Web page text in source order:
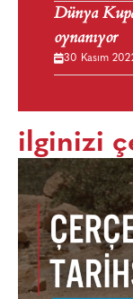
Dünya
oynanıyor
30 Kasım
ilginizi